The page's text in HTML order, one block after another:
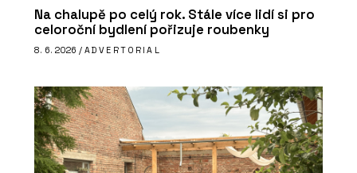
Na chalupě po celý rok. Stále více lidí si pro
celoroční bydlení pořizuje roubenky
8. 6. 2026 / ADVERTORIAL